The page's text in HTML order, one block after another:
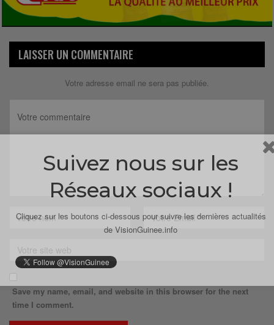
LAISSER UN COMMENTAIRE
Votre adresse email ne sera pas publiée.
Save my name, email, and website in this browser for the next
time I comment.
Suivez nous sur les
Réseaux sociaux !
Cliquez sur les boutons ci-dessous pour suivre les dernières actualités
de VisionGuinee.info